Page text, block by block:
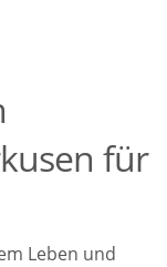
für
Leben und